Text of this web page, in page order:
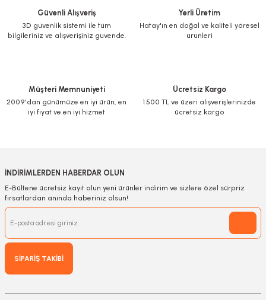
Güvenli Alışveriş
3D güvenlik sistemi ile tüm
bilgileriniz ve alışverişiniz güvende.
Yerli Üretim
Hatay'ın en doğal ve kaliteli yöresel
ürünleri
Müşteri Memnuniyeti
2009'dan günümüze en iyi ürün, en
iyi fiyat ve en iyi hizmet
Ücretsiz Kargo
1.500 TL ve üzeri alışverişlerinizde
ücretsiz kargo
İNDİRİMLERDEN HABERDAR OLUN
E-Bültene ücretsiz kayıt olun yeni ürünler indirim ve sizlere özel sürpriz
fırsatlardan anında haberiniz olsun!
SİPARİŞ TAKİBİ